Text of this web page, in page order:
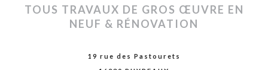
TOUS TRAVAUX DE GROS ŒUVRE EN
NEUF & RÉNOVATION
19 rue des Pastourets